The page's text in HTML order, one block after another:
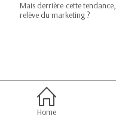
Mais derrière cette
relève du marketing ?
Home